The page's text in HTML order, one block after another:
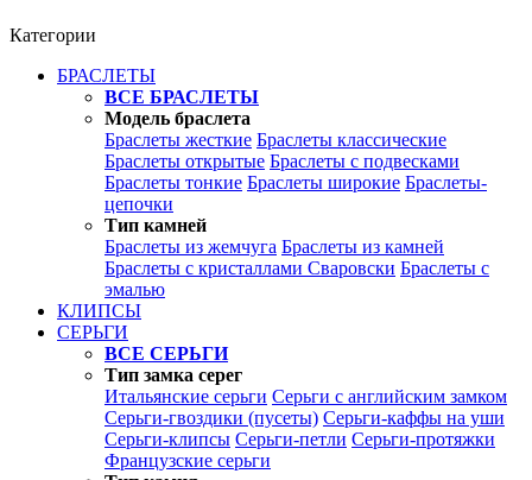
Категории
БРАСЛЕТЫ
ВСЕ БРАСЛЕТЫ
Модель браслета
Браслеты жесткие Браслеты классические
Браслеты открытые Браслеты с подвесками
Браслеты тонкие Браслеты широкие Браслеты-
цепочки
Тип камней
Браслеты из жемчуга Браслеты из камней
Браслеты с кристаллами Сваровски Браслеты с
эмалью
КЛИПСЫ
СЕРЬГИ
ВСЕ СЕРЬГИ
Тип замка серег
Итальянские серьги Серьги с английским замком
Серьги-гвоздики (пусеты) Серьги-каффы на уши
Серьги-клипсы Серьги-петли Серьги-протяжки
Французские серьги